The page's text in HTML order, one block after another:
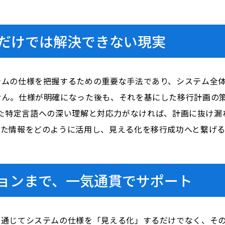
けでは解決できない現実
の仕様を把握するための重要な手法であり、システム全
。仕様が明確になった後も、それを基にした移行計画
定言語への深い理解と対応力がなければ、計画に抜け
情報をどのように活用し、見える化を移行成功へと繋げ
ンまで、一気通貫でサポート
じてシステムの仕様を「見える化」するだけでなく、そ